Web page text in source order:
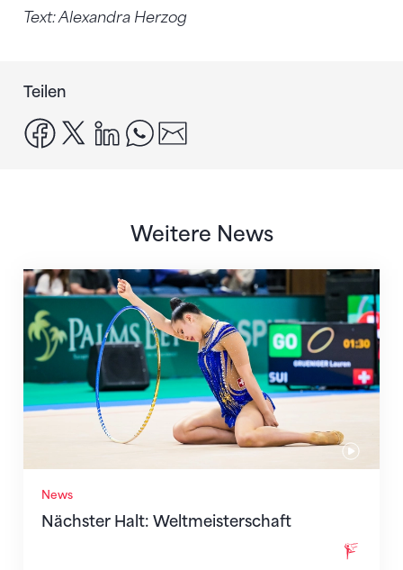
Text: Alexandra Herzog
Teilen
facebook
x linkedinwhatsapp
Weitere News
News
Nächster Halt: Weltmeisterschaft
Nächster Halt: Weltmeisterschaft